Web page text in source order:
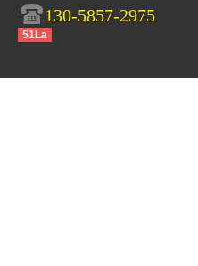
130-5857-2975
51La